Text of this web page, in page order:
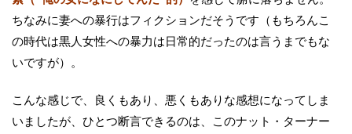
ちなみに妻への暴行はフィクションだそうです（もちろんこ
の時代は黒人女性への暴力は日常的だったのは言うまでもな
いですが）。
こんな感じで、良くもあり、悪くもありな感想になってしま
いましたが、ひとつ断言できるのは、このナット・ターナー